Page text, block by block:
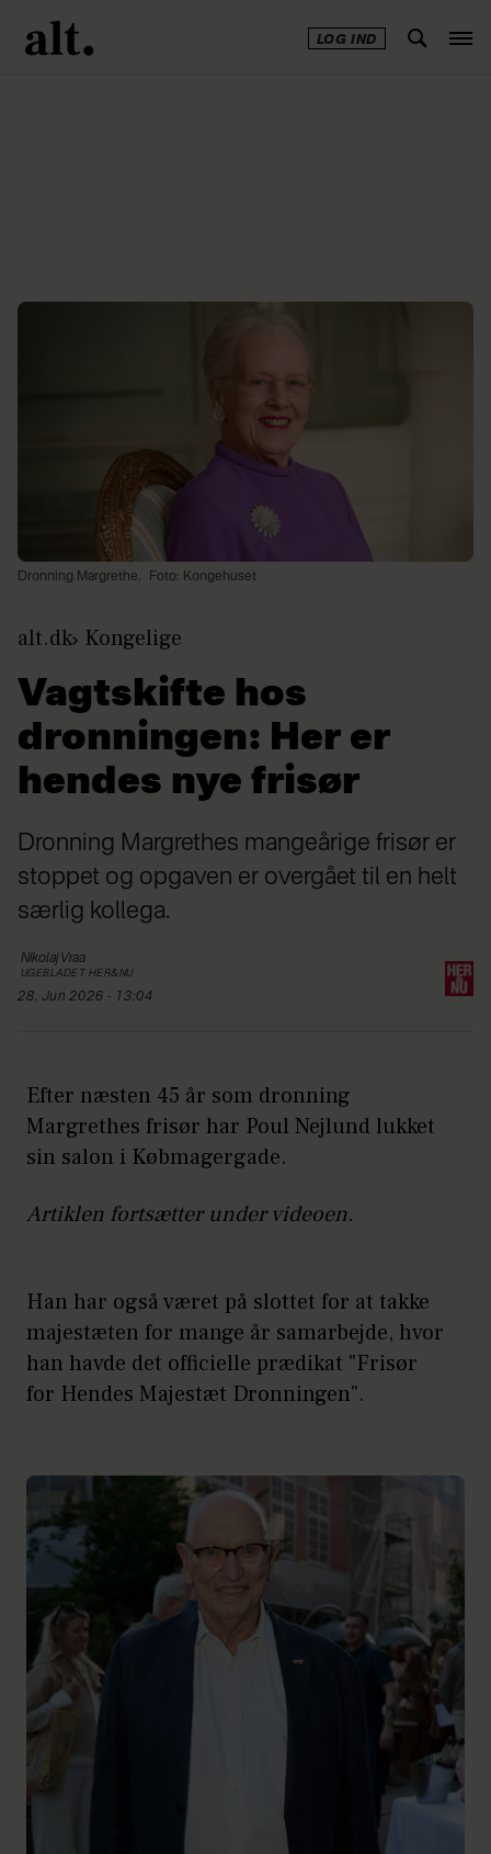
LOG IND
Dronning Margrethe. Foto: Kongehuset
alt.dk Kongelige
Vagtskifte hos
dronningen: Her er
hendes nye frisør
Dronning Margrethes mangeårige frisør er
stoppet og opgaven er overgået til en helt
særlig kollega.
Nikolaj Vraa
UGEBLADET HER&NU
28. Jun 2026 - 13:04
Efter næsten 45 år som dronning
Margrethes frisør har Poul Nejlund lukket
sin salon i Købmagergade.
Artiklen fortsætter under videoen.
Han har også været på slottet for at takke
majestæten for mange år samarbejde, hvor
han havde det officielle prædikat "Frisør
for Hendes Majestæt Dronningen".